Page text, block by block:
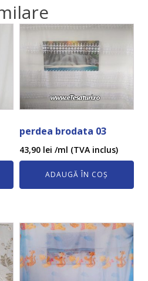
perdea brodata 03
43,90 lei /ml (TVA inclus)
ADAUGĂ ÎN COȘ